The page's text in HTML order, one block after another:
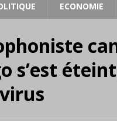
ECONOMIE
s’est